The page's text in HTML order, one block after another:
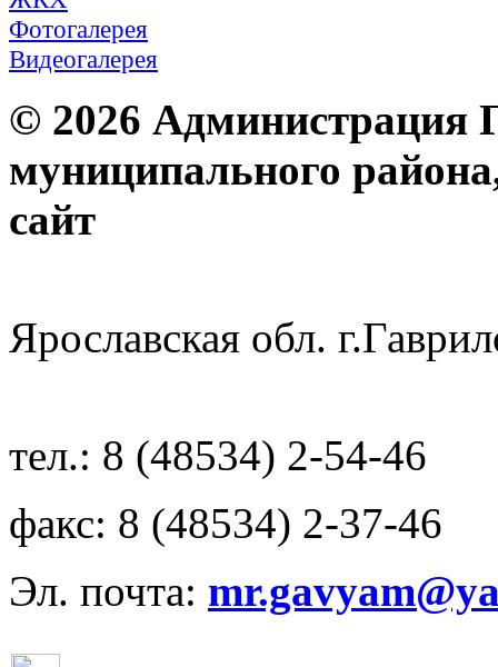
Фотогалерея
Видеогалерея
© 2026 Администрация
муниципального
Ярославская обл.
тел.: 8 (48534) 2-54-46
факс: 8 (48534) 2-37-46
Эл. почта: